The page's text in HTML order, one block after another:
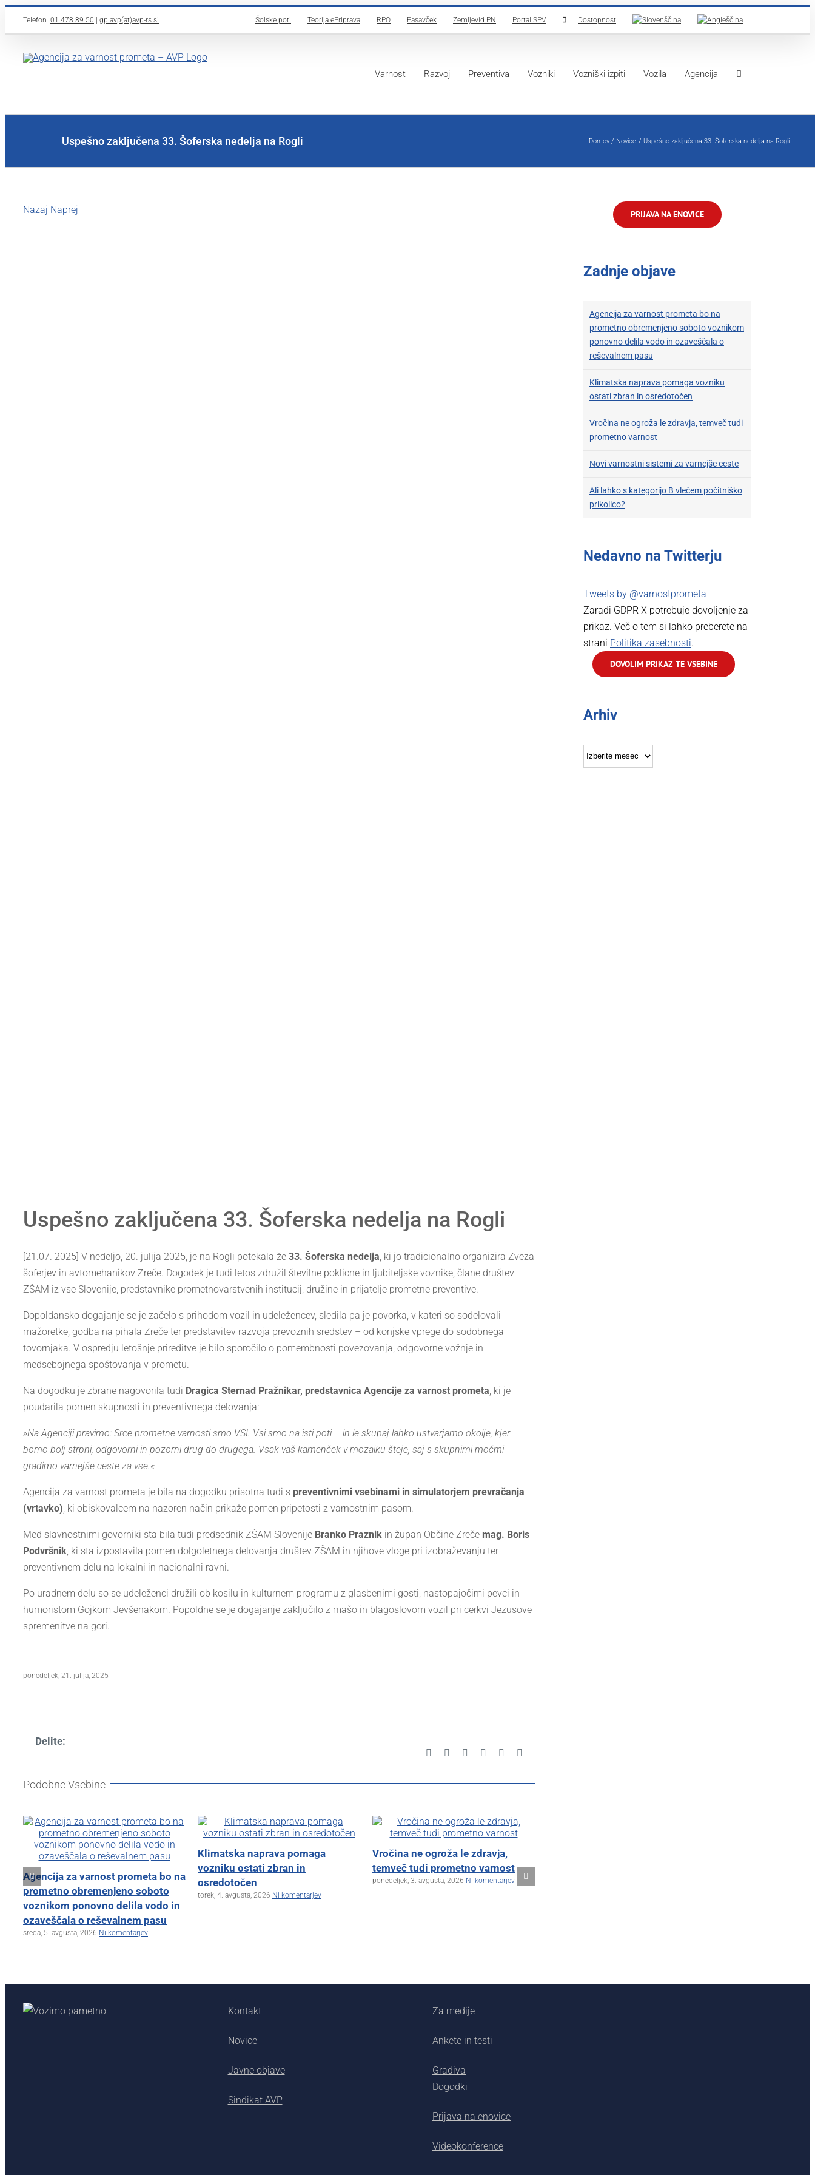
Telefon: 01 478 89 50 gp.avp(at)avp-rs.si Šolske poti Teorija ePriprava RPO Pasavček Zemljevid PN Portal SPV Dostopnost
Varnost Razvoj Preventiva Vozniki Vozniški izpiti Vozila Agencija
Uspešno zaključena 33. Šoferska nedelja na Rogli Domov Novice Uspešno zaključena 33. Šoferska nedelja na Rogli
Nazaj Naprej
Uspešno zaključena 33. Šoferska nedelja na Rogli
[21.07. 2025] V nedeljo, 20. julija 2025, je na Rogli potekala že 33. Šoferska nedelja, ki jo tradicionalno organizira Zveza
šoferjev in avtomehanikov Zreče. Dogodek je tudi letos združil številne poklicne in ljubiteljske voznike, člane društev
ZŠAM iz vse Slovenije, predstavnike prometnovarstvenih institucij, družine in prijatelje prometne preventive.
Dopoldansko dogajanje se je začelo s prihodom vozil in udeležencev, sledila pa je povorka, v kateri so sodelovali
mažoretke, godba na pihala Zreče ter predstavitev razvoja prevoznih sredstev – od konjske vprege do sodobnega
tovornjaka. V ospredju letošnje prireditve je bilo sporočilo o pomembnosti povezovanja, odgovorne vožnje in
medsebojnega spoštovanja v prometu.
Na dogodku je zbrane nagovorila tudi Dragica Sternad Pražnikar, predstavnica Agencije za varnost prometa, ki je
poudarila pomen skupnosti in preventivnega delovanja:
»Na Agenciji pravimo: Srce prometne varnosti smo VSI. Vsi smo na isti poti – in le skupaj lahko ustvarjamo okolje, kjer
bomo bolj strpni, odgovorni in pozorni drug do drugega. Vsak vaš kamenček v mozaiku šteje, saj s skupnimi močmi
gradimo varnejše ceste za vse.«
Agencija za varnost prometa je bila na dogodku prisotna tudi s preventivnimi vsebinami in simulatorjem prevračanja
(vrtavko), ki obiskovalcem na nazoren način prikaže pomen pripetosti z varnostnim pasom.
Med slavnostnimi govorniki sta bila tudi predsednik ZŠAM Slovenije Branko Praznikin župan Občine Zreče mag. Boris
Podvršnik, ki sta izpostavila pomen dolgoletnega delovanja društev ZŠAM in njihove vloge pri izobraževanju ter
preventivnem delu na lokalni in nacionalni ravni.
Po uradnem delu so se udeleženci družili ob kosilu in kulturnem programu z glasbenimi gosti, nastopajočimi pevci in
humoristom Gojkom Jevšenakom. Popoldne se je dogajanje zaključilo z mašo in blagoslovom vozil pri cerkvi Jezusove
spremenitve na gori.
ponedeljek, 21. julija, 2025
Delite:
Facebook Reddit LinkedInPinterest
Podobne Vsebine
Agencija za varnost prometa bo na
prometno obremenjeno soboto
voznikom ponovno delila vodo in
ozaveščala o reševalnem pasu
sreda, 5. avgusta, 2026 Ni komentarjev
Klimatska naprava pomaga
vozniku ostati zbran in
osredotočen
torek, 4. avgusta, 2026 Ni komentarjev
Vročina ne ogroža le zdravja,
temveč tudi prometno varnost
ponedeljek, 3. avgusta, 2026 Ni komentarjev
PRIJAVA NA ENOVICE
Zadnje objave
Agencija za varnost prometa bo na
prometno obremenjeno soboto voznikom
ponovno delila vodo in ozaveščala o
reševalnem pasu
Klimatska naprava pomaga vozniku
ostati zbran in osredotočen
Vročina ne ogroža le zdravja, temveč tudi
prometno varnost
Novi varnostni sistemi za varnejše ceste
Ali lahko s kategorijo B vlečem počitniško
prikolico?
Nedavno na Twitterju
Tweets by @varnostprometa
Zaradi GDPR X potrebuje dovoljenje za
prikaz. Več o tem si lahko preberete na
strani Politika zasebnosti.
DOVOLIM PRIKAZ TE VSEBINE
Arhiv
Arhiv
Kontakt
Novice
Javne objave
Sindikat AVP
Za medije
Ankete in testi
Gradiva
Dogodki
Prijava na enovice
Videokonference